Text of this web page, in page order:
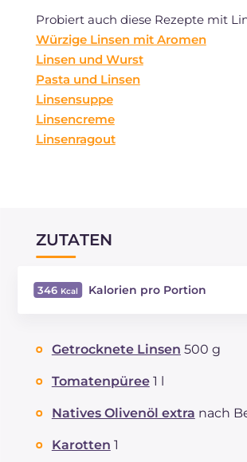
Probiert auch diese Rezepte mit
Würzige Linsen mit Aromen
Linsen und Wurst
Pasta und Linsen
Linsensuppe
Linsencreme
Linsenragout
ZUTATEN
346 Kalorien pro Portion
davon Zucker
REZEPTLESEN
davon gesättigte Fettsäuren
Ballaststoffe
Getrocknete Linsen 500 g
Tomatenpüree 1 l
Natives Olivenöl extra nach
Karotten 1